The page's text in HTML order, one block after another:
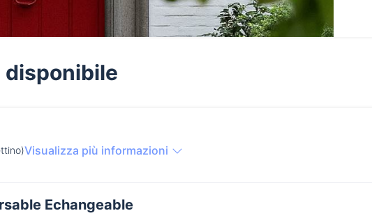
disponibile
Visualizza più informazioni
Echangeable